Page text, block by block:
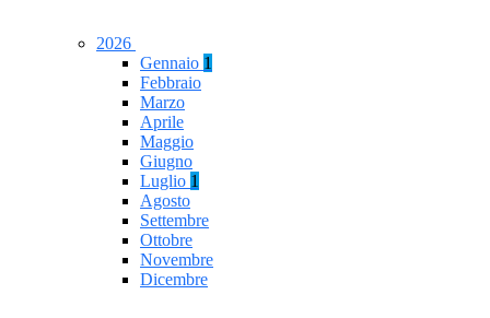
2026
Gennaio 1
Febbraio
Marzo
Aprile
Maggio
Giugno
Luglio 1
Agosto
Settembre
Ottobre
Novembre
Dicembre